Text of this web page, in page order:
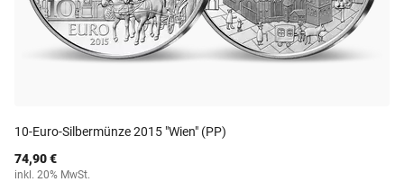
10-Euro-Silbermünze 2015 "Wien" (PP)
74,90 €
inkl. 20% MwSt.